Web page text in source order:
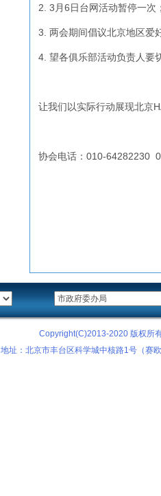
2. 3月6日台网活动暂停一次
3. 两会期间倡议北京地区爱
4. 望各俱乐部活动负责人要
让我们以实际行动展现北京
协会电话：010-64282230
Copyright(C)2013-2020 版权所
地址：北京市丰台区科学城中核路1号（赛